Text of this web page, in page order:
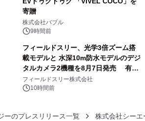
寄贈
株式会社バブル
9時間前
フィールドスリー、光学3倍ズーム搭
載モデルと 水深10m防水モデルのデジ
タルカメラ2機種を8月7日発売 有効
約1300万画素、用途別に選べるコンデ
ジ新登場
フィールドスリー株式会社
10時間前
ーのプレスリリース一覧 株式会社シーエ